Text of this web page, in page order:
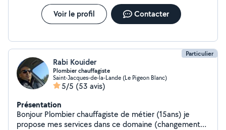
Voir le profil Contacter
Particulier
Rabi Kouider
Plombier chauffagiste
Saint-Jacques-de-la-Lande (Le Pigeon Blanc)
5/5 (53 avis)
Présentation
Bonjour Plombier chauffagiste de métier (15ans) je
propose mes services dans ce domaine (changement